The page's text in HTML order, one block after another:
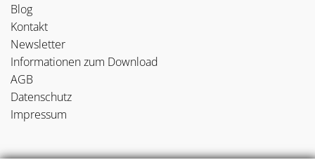
Blog
Kontakt
Newsletter
Informationen zum Download
AGB
Datenschutz
Impressum